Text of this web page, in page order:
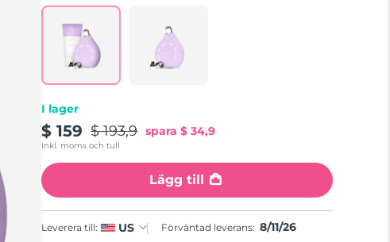
I lager
$ 159 $ 193,9 spara $ 34,9
Inkl. moms och tull
Lägg till
Leverera till: US Förväntad leverans: 8/11/26